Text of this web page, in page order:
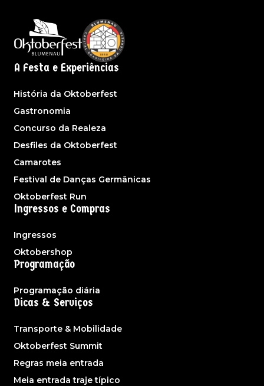
A Festa e Experiências
História da Oktoberfest
Gastronomia
Concurso da Realeza
Desfiles da Oktoberfest
Camarotes
Festival de Danças Germânicas
Oktoberfest Run
Ingressos e Compras
Ingressos
Oktobershop
Programação
Programação diária
Dicas & Serviços
Transporte & Mobilidade
Oktoberfest Summit
Regras meia entrada
Meia entrada traje típico